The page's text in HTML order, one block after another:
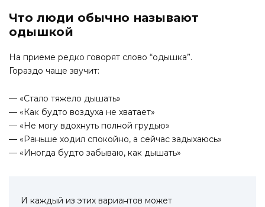
Что люди обычно называют
одышкой
На приеме редко говорят слово “одышка”.
Гораздо чаще звучит:
— «Стало тяжело дышать»
— «Как будто воздуха не хватает»
— «Не могу вдохнуть полной грудью»
— «Раньше ходил спокойно, а сейчас задыхаюсь»
— «Иногда будто забываю, как дышать»
И каждый из этих вариантов может